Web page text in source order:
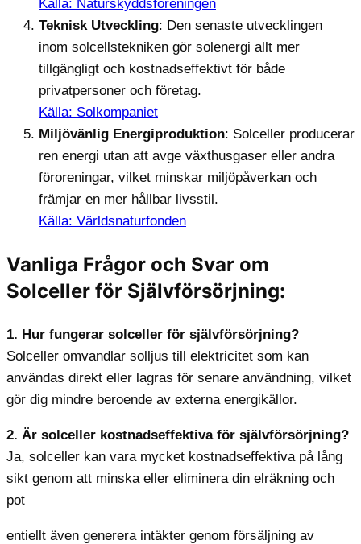
Källa: Naturskyddsföreningen
Teknisk Utveckling: Den senaste utvecklingen
inom solcellstekniken gör solenergi allt mer
tillgängligt och kostnadseffektivt för både
privatpersoner och företag.
Källa: Solkompaniet
Miljövänlig Energiproduktion: Solceller producerar
ren energi utan att avge växthusgaser eller andra
föroreningar, vilket minskar miljöpåverkan och
främjar en mer hållbar livsstil.
Källa: Världsnaturfonden
Vanliga Frågor och Svar om
Solceller för Självförsörjning:
1. Hur fungerar solceller för självförsörjning?
Solceller omvandlar solljus till elektricitet som kan
användas direkt eller lagras för senare användning, vilket
gör dig mindre beroende av externa energikällor.
2. Är solceller kostnadseffektiva för självförsörjning?
Ja, solceller kan vara mycket kostnadseffektiva på lång
sikt genom att minska eller eliminera din elräkning och
pot
entiellt även generera intäkter genom försäljning av